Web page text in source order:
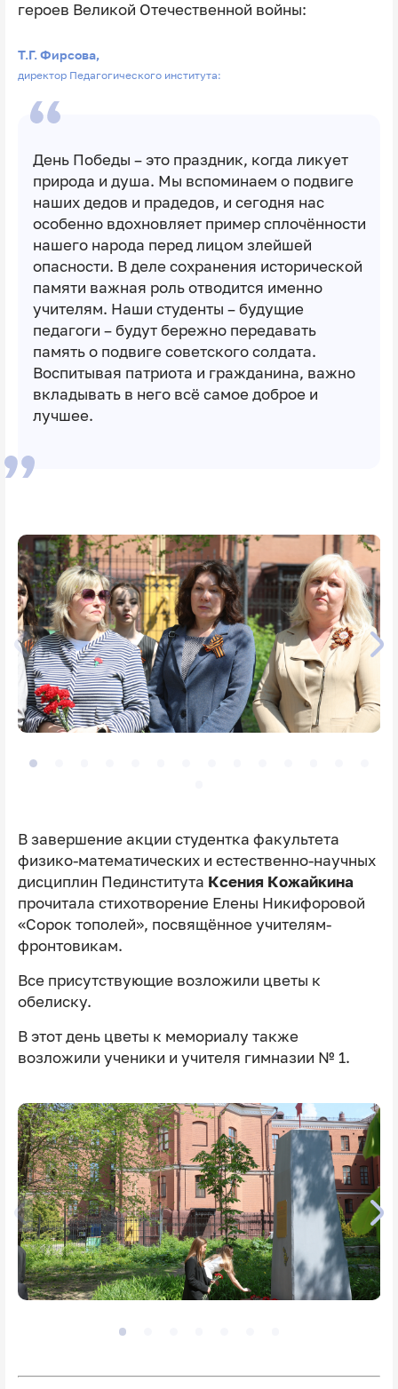
героев Великой Отечественной войны:
Т.Г. Фирсова,
директор Педагогического института:
День Победы – это праздник, когда ликует
природа и душа. Мы вспоминаем о подвиге
наших дедов и прадедов, и сегодня нас
особенно вдохновляет пример сплочённости
нашего народа перед лицом злейшей
опасности. В деле сохранения исторической
памяти важная роль отводится именно
учителям. Наши студенты – будущие
педагоги – будут бережно передавать
память о подвиге советского солдата.
Воспитывая патриота и гражданина, важно
вкладывать в него всё самое доброе и
лучшее.
В завершение акции студентка факультета
физико-математических и естественно-научных
дисциплин Пединститута Ксения Кожайкина
прочитала стихотворение Елены Никифоровой
«Сорок тополей», посвящённое учителям-
фронтовикам.
Все присутствующие возложили цветы к
обелиску.
В этот день цветы к мемориалу также
возложили ученики и учителя гимназии № 1.